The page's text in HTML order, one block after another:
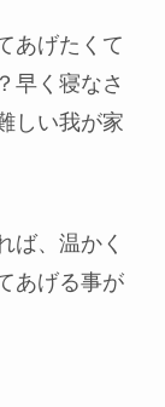
あげたくて
早く寝なさ
しい我が家
ば、温かく
あげる事が